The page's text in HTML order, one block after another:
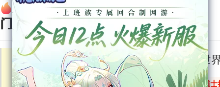
热
门
新游
戏
页
游
动作
RPG
网 游
地下城与勇士
魔兽世
冒险岛怀旧服
暗黑:鬼道